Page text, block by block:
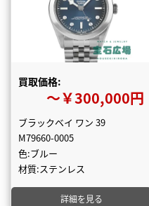
買取価格:
〜￥300,000円
ブラックベイ ワン 39
M79660-0005
色:ブルー
材質:ステンレス
詳細を見る